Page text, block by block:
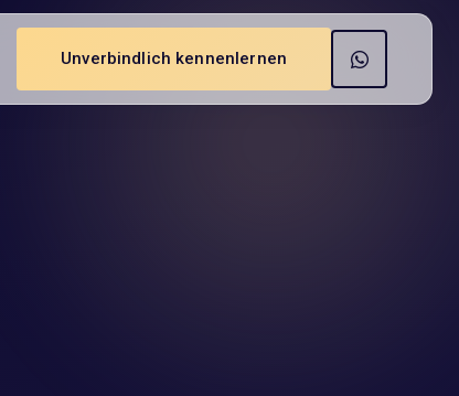
Unverbindlich kennenlernen